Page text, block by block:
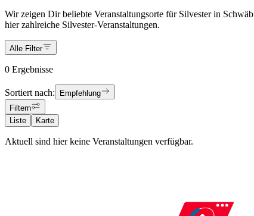
Wir zeigen Dir beliebte Veranstaltungsorte für Silvester in
hier zahlreiche Silvester-Veranstaltungen.
Alle Filter
0 Ergebnisse
Sortiert nach:
Empfehlung
Filtern
Liste
Karte
Aktuell sind hier keine Veranstaltungen verfügbar.